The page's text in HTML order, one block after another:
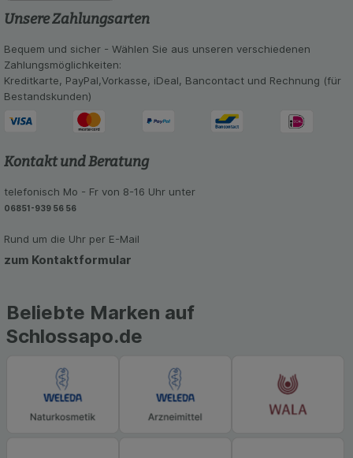
Statistik & Tracking:
unserer Website sammeln, mit deren Hilfe wir
unsere Website weiter für Sie optimieren können,
den Inhalt auf unserer Website aber auch die
Werbung auf Drittseiten möglichst relevant für Sie
zu gestalten. Bitte beachten Sie, dass Daten
hierfür teilweise an Dritte wie z.B. Google oder
Unsere Zahlungsarten
Bequem und sicher - Wählen Sie aus unseren verschiedenen
Zahlungsmöglichkeiten:
Kreditkarte, PayPal,Vorkasse, iDeal, Bancontact und Rechnung (für
Bestandskunden)
Kontakt und Beratung
telefonisch Mo - Fr von 8-16 Uhr unter
06851-939 56 56
Rund um die Uhr per E-Mail
zum Kontaktformular
Beliebte Marken auf
Schlossapo.de